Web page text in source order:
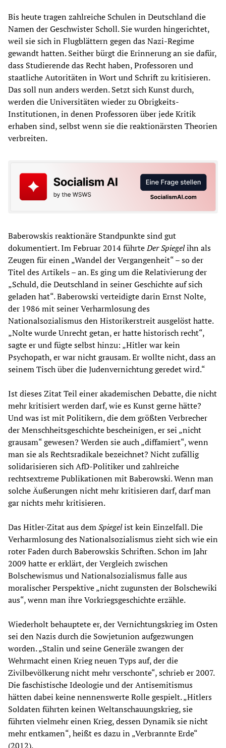
Bis heute tragen zahlreiche Schulen in Deutschland die
Namen der Geschwister Scholl. Sie wurden hingerichtet,
weil sie sich in Flugblättern gegen das Nazi-Regime
gewandt hatten. Seither bürgt die Erinnerung an sie dafür,
dass Studierende das Recht haben, Professoren und
staatliche Autoritäten in Wort und Schrift zu kritisieren.
Das soll nun anders werden. Setzt sich Kunst durch,
werden die Universitäten wieder zu Obrigkeits-
Institutionen, in denen Professoren über jede Kritik
erhaben sind, selbst wenn sie die reaktionärsten Theorien
verbreiten.
Baberowskis reaktionäre Standpunkte sind gut
dokumentiert. Im Februar 2014 führteDer Spiegelihn als
Zeugen für einen „Wandel der Vergangenheit“ – so der
Titel des Artikels – an. Es ging um die Relativierung der
„Schuld, die Deutschland in seiner Geschichte auf sich
geladen hat“. Baberowski verteidigte darin Ernst Nolte,
der 1986 mit seiner Verharmlosung des
Nationalsozialismus den Historikerstreit ausgelöst hatte.
„Nolte wurde Unrecht getan, er hatte historisch recht“,
sagte er und fügte selbst hinzu: „Hitler war kein
Psychopath, er war nicht grausam. Er wollte nicht, dass an
seinem Tisch über die Judenvernichtung geredet wird.“
Ist dieses Zitat Teil einer akademischen Debatte, die nicht
mehr kritisiert werden darf, wie es Kunst gerne hätte?
Und was ist mit Politikern, die dem größten Verbrecher
der Menschheitsgeschichte bescheinigen, er sei „nicht
grausam“ gewesen? Werden sie auch „diffamiert“, wenn
man sie als Rechtsradikale bezeichnet? Nicht zufällig
solidarisieren sich AfD-Politiker und zahlreiche
rechtsextreme Publikationen mit Baberowski. Wenn man
solche Äußerungen nicht mehr kritisieren darf, darf man
gar nichts mehr kritisieren.
Das Hitler-Zitat aus demSpiegelist kein Einzelfall. Die
Verharmlosung des Nationalsozialismus zieht sich wie ein
roter Faden durch Baberowskis Schriften. Schon im Jahr
2009 hatte er erklärt, der Vergleich zwischen
Bolschewismus und Nationalsozialismus falle aus
moralischer Perspektive „nicht zugunsten der Bolschewiki
aus“, wenn man ihre Vorkriegsgeschichte erzähle.
Wiederholt behauptete er, der Vernichtungskrieg im Osten
sei den Nazis durch die Sowjetunion aufgezwungen
worden. „Stalin und seine Generäle zwangen der
Wehrmacht einen Krieg neuen Typs auf, der die
Zivilbevölkerung nicht mehr verschonte“, schrieb er 2007.
Die faschistische Ideologie und der Antisemitismus
hätten dabei keine nennenswerte Rolle gespielt. „Hitlers
Soldaten führten keinen Weltanschauungskrieg, sie
führten vielmehr einen Krieg, dessen Dynamik sie nicht
mehr entkamen“, heißt es dazu in „Verbrannte Erde“
(2012).